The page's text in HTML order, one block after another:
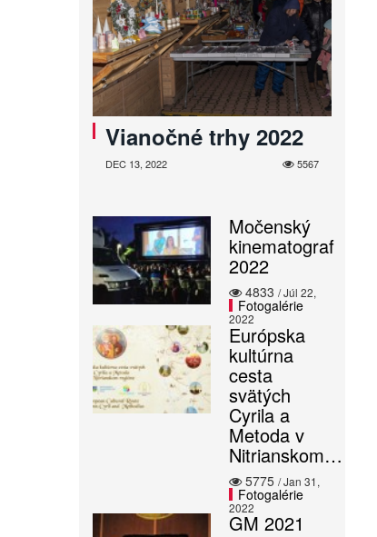
Vianočné trhy 2022
5567
DEC 13, 2022
Močenský
kinematograf
2022
4833
Fotogalérie
/ Júl 22,
2022
Európska
kultúrna
cesta
svätých
Cyrila a
Metoda v
Nitrianskom…
5775
Fotogalérie
/ Jan 31,
2022
GM 2021